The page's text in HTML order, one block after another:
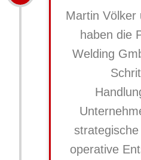
Martin Völker
haben die
Welding
operative